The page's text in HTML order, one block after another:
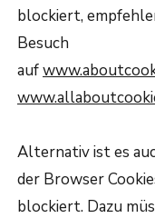
blockiert,
Besuch
auf
Alternativ ist es
der Browser
blockiert. Dazu